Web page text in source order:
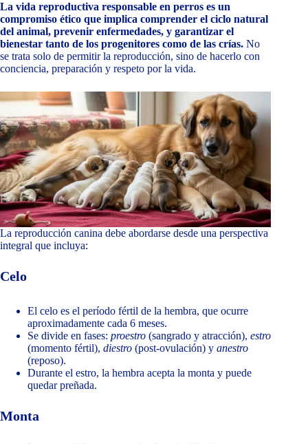
La vida reproductiva responsable en perros es un
compromiso ético que implica comprender el ciclo natural
del animal, prevenir enfermedades, y garantizar el
bienestar tanto de los progenitores como de las crías. No
se trata solo de permitir la reproducción, sino de hacerlo con
conciencia, preparación y respeto por la vida.
La reproducción canina debe abordarse desde una perspectiva
integral que incluya:
Celo
El celo es el período fértil de la hembra, que ocurre
aproximadamente cada 6 meses.
Se divide en fases: proestro (sangrado y atracción), estro
(momento fértil), diestro (post-ovulación) y anestro
(reposo).
Durante el estro, la hembra acepta la monta y puede
quedar preñada.
Monta